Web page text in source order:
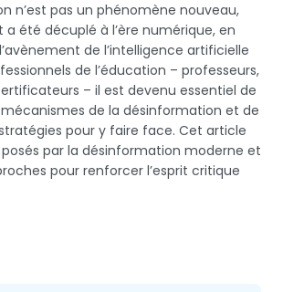
n’est pas un phénomène nouveau,
été décuplé à l’ère numérique, en
de l’intelligence artificielle
de l’éducation – professeurs,
– il est devenu essentiel de
de la désinformation et de
pour y faire face. Cet article
par la désinformation moderne et
pour renforcer l’esprit critique